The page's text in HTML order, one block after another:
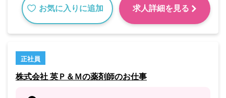
お気に入りに追加 求人詳細を見る
正社員
株式会社 英Ｐ＆Ｍの薬剤師のお仕事